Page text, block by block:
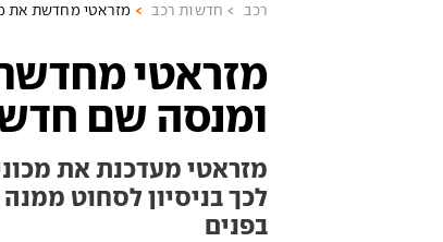
רכב חדשות רכב מזראטי מחדשת את
מזראטי
ומנסה שם
מזראטי מעדכנת את
לכך בניסיון לסחוט
בפנים